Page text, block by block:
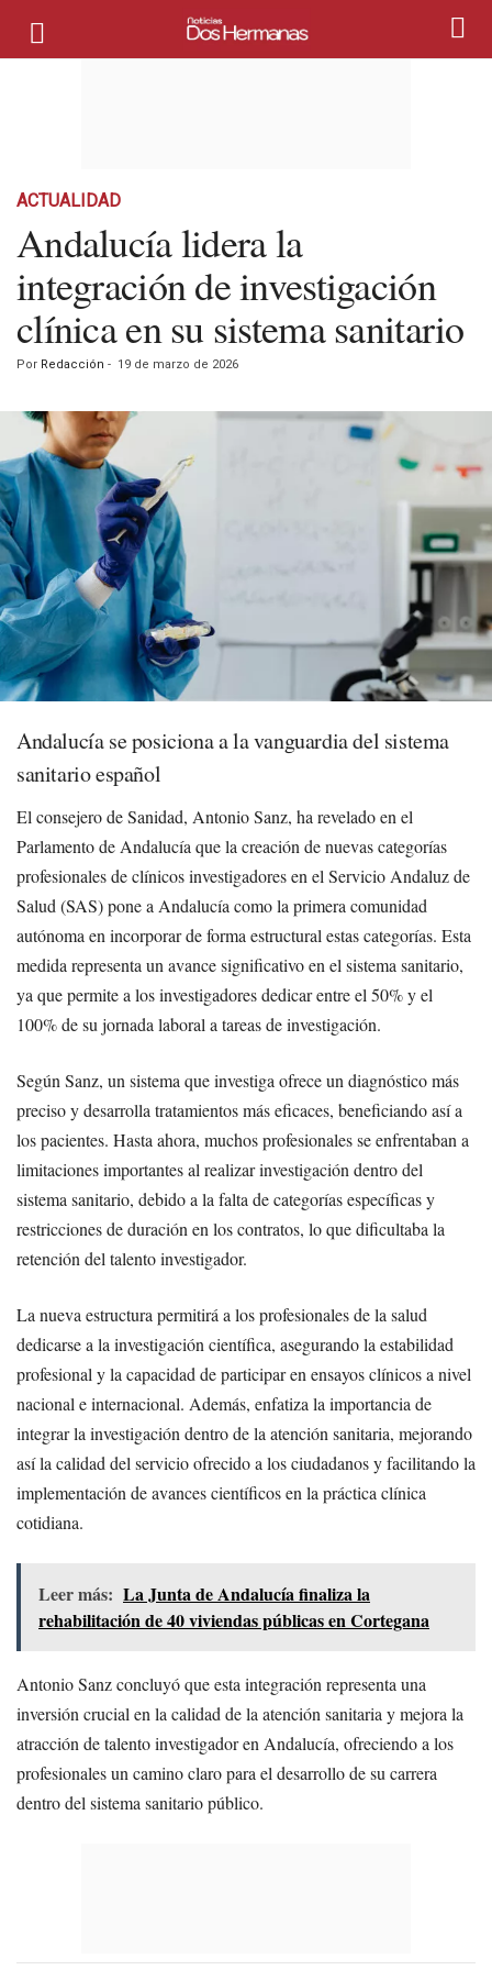
ACTUALIDAD
Andalucía lidera la
integración de investigación
clínica en su sistema sanitario
Por Redacción - 19 de marzo de 2026
Andalucía se posiciona a la vanguardia del sistema
sanitario español
El consejero de Sanidad, Antonio Sanz, ha revelado en el
Parlamento de Andalucía que la creación de nuevas categorías
profesionales de clínicos investigadores en el Servicio Andaluz de
Salud (SAS) pone a Andalucía como la primera comunidad
autónoma en incorporar de forma estructural estas categorías. Esta
medida representa un avance significativo en el sistema sanitario,
ya que permite a los investigadores dedicar entre el 50% y el
100% de su jornada laboral a tareas de investigación.
Según Sanz, un sistema que investiga ofrece un diagnóstico más
preciso y desarrolla tratamientos más eficaces, beneficiando así a
los pacientes. Hasta ahora, muchos profesionales se enfrentaban a
limitaciones importantes al realizar investigación dentro del
sistema sanitario, debido a la falta de categorías específicas y
restricciones de duración en los contratos, lo que dificultaba la
retención del talento investigador.
La nueva estructura permitirá a los profesionales de la salud
dedicarse a la investigación científica, asegurando la estabilidad
profesional y la capacidad de participar en ensayos clínicos a nivel
nacional e internacional. Además, enfatiza la importancia de
integrar la investigación dentro de la atención sanitaria, mejorando
así la calidad del servicio ofrecido a los ciudadanos y facilitando la
implementación de avances científicos en la práctica clínica
cotidiana.
Leer más: La Junta de Andalucía finaliza la
rehabilitación de 40 viviendas públicas en Cortegana
Antonio Sanz concluyó que esta integración representa una
inversión crucial en la calidad de la atención sanitaria y mejora la
atracción de talento investigador en Andalucía, ofreciendo a los
profesionales un camino claro para el desarrollo de su carrera
dentro del sistema sanitario público.